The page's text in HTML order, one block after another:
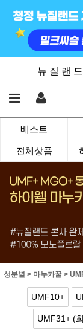
뉴 질 랜
베스트
전체상품
성분별 > 마누카꿀 >
UMF10+
UMF31+ (